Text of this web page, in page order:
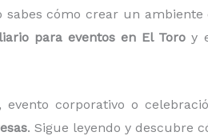
sabes cómo crear un
para eventos en El Toro y
evento corporativo o
. Sigue leyendo y descubre